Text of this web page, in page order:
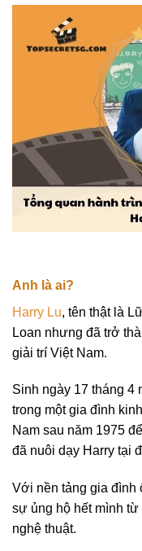
Anh là ai?
Harry Lu, tên thật là
Loan nhưng đã trở
giải trí Việt Nam.
Sinh ngày 17 tháng 4
trong một gia đình
Nam sau năm 1975
đã nuôi dạy Harry tại
Với nền tảng gia đình
sự ủng hộ hết mình từ
nghệ thuật.